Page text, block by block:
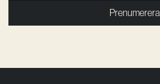
Prenumerera